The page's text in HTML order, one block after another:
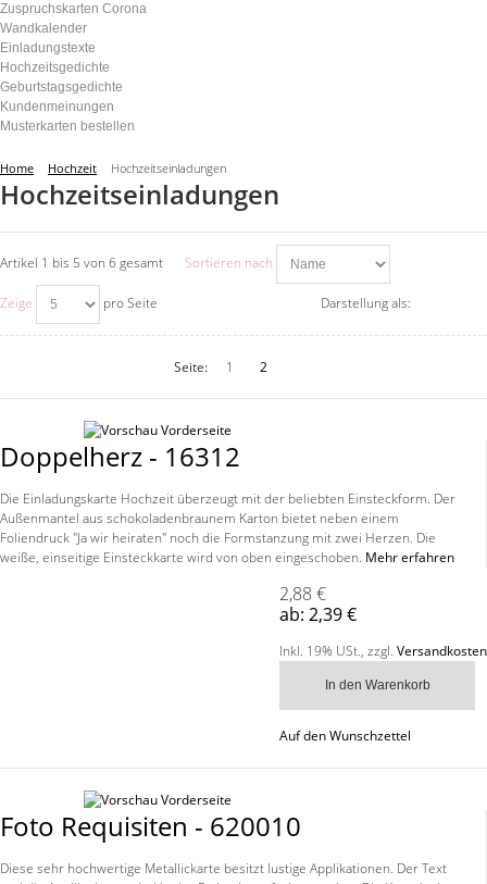
Zuspruchskarten Corona
Wandkalender
Einladungstexte
Hochzeitsgedichte
Geburtstagsgedichte
Kundenmeinungen
Musterkarten bestellen
Home Hochzeit Hochzeitseinladungen
Hochzeitseinladungen
Artikel 1 bis 5 von 6 gesamt Sortieren nach
Zeige pro Seite Darstellung als:
Seite: 1 2
Doppelherz - 16312
Die Einladungskarte Hochzeit überzeugt mit der beliebten Einsteckform. Der
Außenmantel aus schokoladenbraunem Karton bietet neben einem
Foliendruck "Ja wir heiraten" noch die Formstanzung mit zwei Herzen. Die
weiße, einseitige Einsteckkarte wird von oben eingeschoben. Mehr erfahren
2,88 €
ab: 2,39 €
Inkl. 19% USt., zzgl. Versandkosten
In den Warenkorb
Auf den Wunschzettel
Foto Requisiten - 620010
Diese sehr hochwertige Metallickarte besitzt lustige Applikationen. Der Text